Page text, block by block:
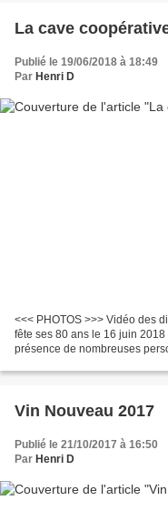
La cave
Publié le 19/06/2018 à 18:49
Par Henri D
<<< PHOTOS >>> Vidéo des
fête ses 80 ans le 16 juin
présence de nombreuses
Vin Nouveau 2017
Publié le 21/10/2017 à 16:50
Par Henri D